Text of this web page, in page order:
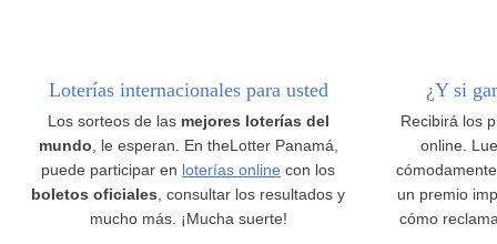
Loterías internacionales para usted
Los sorteos de las mejores loterías del
mundo , le esperan. En theLotter Panamá,
puede participar en loterías online con los
boletos oficiales , consultar los resultados y
mucho más. ¡Mucha suerte!
¿Y si
Recibirá los
online.
un premio
cómo